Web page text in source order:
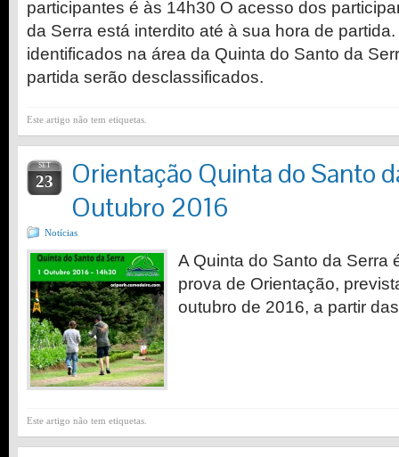
participantes é às 14h30 O acesso dos
da Serra está interdito até à sua hora de
identificados na área da Quinta do Santo da
partida serão desclassificados.
Este artigo não tem etiquetas.
SET
23
Orientação Quinta do Santo
Outubro 2016
Notícias
A Quinta do Santo da Serra
prova de Orientação,
outubro de 2016, a partir
Este artigo não tem etiquetas.